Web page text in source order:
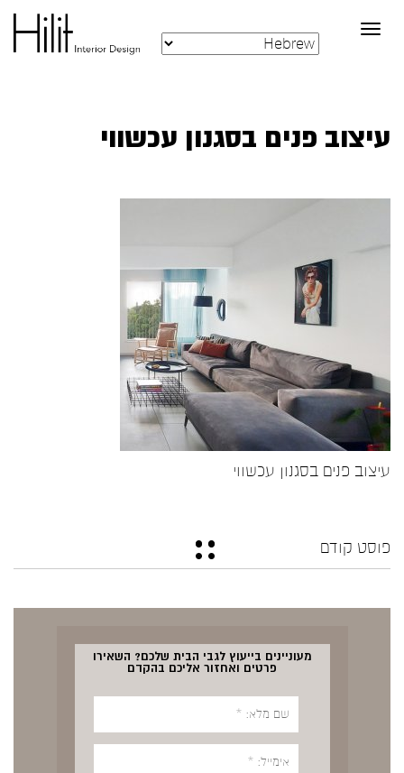
Toggle
navigation
עיצוב פנים בסגנון עכשווי
עיצוב פנים בסגנון עכשווי
פוסט קודם
מעוניינים בייעוץ לגבי הבית שלכם? השאירו
פרטים ואחזור אליכם בהקדם